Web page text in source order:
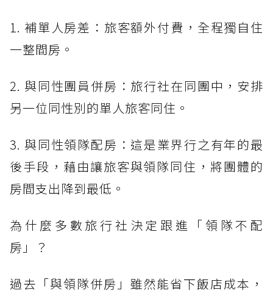
1. 補單人房差：旅客額外付費，全程獨自住
一整間房。
2. 與同性團員併房：旅行社在同團中，安排
另一位同性別的單人旅客同住。
3. 與同性領隊配房：這是業界行之有年的最
後手段，藉由讓旅客與領隊同住，將團體的
房間支出降到最低。
為什麼多數旅行社決定跟進「領隊不配
房」？
過去「與領隊併房」雖然能省下飯店成本，